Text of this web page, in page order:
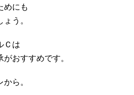
めにも
う。
Ｃは
おすすめです。
ら。